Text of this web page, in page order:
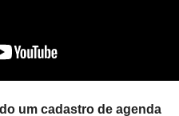
um cadastro de agenda